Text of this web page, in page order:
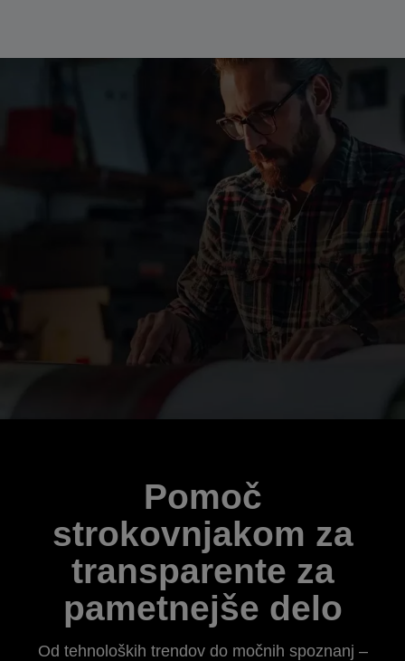
Pomoč
strokovnjakom za
transparente za
pametnejše delo
Od tehnoloških trendov do močnih spoznanj –